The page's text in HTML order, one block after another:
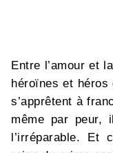
Entre l’amour et
héroïnes et
s’apprêtent à
même par peur,
l’irréparable. Et